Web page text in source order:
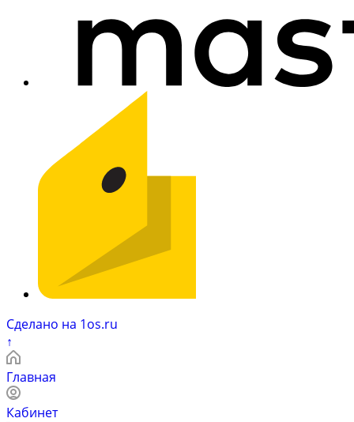
Сделано на 1os.ru
↑
Главная
Кабинет